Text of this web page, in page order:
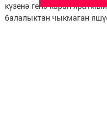
күзенә генә карап
балалыктан чыкмаган